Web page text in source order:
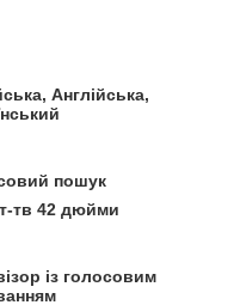
Англійська,
пошук
тв 42 дюйми
із голосовим